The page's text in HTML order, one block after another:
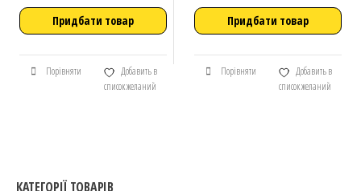
Придбати товар
Порівняти
Добавить в
список желаний
Придбати товар
Порівняти
Добавить в
список желаний
КАТЕГОРІЇ ТОВАРІВ